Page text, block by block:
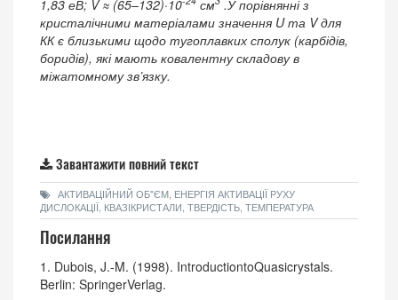
1,83 еВ; V ≈ (65–132)·10
см .У порівнянні з
кристалічними матеріалами значення U та V для
КК є близькими щодо тугоплавких сполук (карбідів,
боридів), які мають ковалентну складову в
міжатомному зв’язку.
Завантажити повний текст
АКТИВАЦІЙНИЙ ОБ"ЄМ, ЕНЕРГІЯ АКТИВАЦІЇ РУХУ
ДИСЛОКАЦІЇ, КВАЗІКРИСТАЛИ, ТВЕРДІСТЬ, ТЕМПЕРАТУРА
Посилання
1. Dubois, J.-M. (1998). IntroductiontoQuasicrystals.
Berlin: SpringerVerlag.